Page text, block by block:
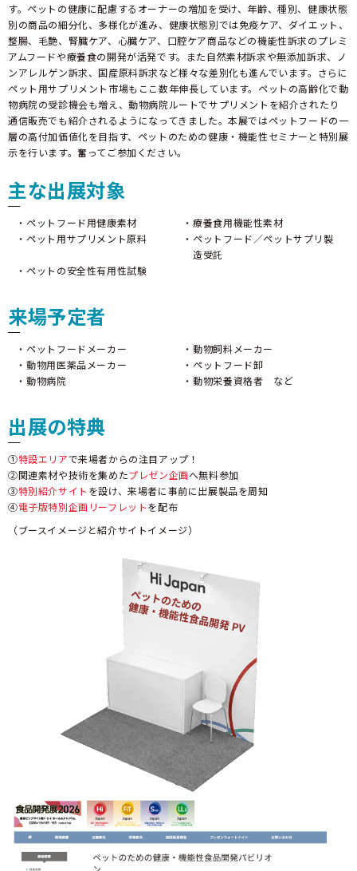
す。ペットの健康に配慮するオーナーの増加を受け、年齢、種別、健康状態
別の商品の細分化、多様化が進み、健康状態別では免疫ケア、ダイエット、
整腸、毛艶、腎臓ケア、心臓ケア、口腔ケア商品などの機能性訴求のプレミ
アムフードや療養食の開発が活発です。また自然素材訴求や無添加訴求、ノ
ンアレルゲン訴求、国産原料訴求など様々な差別化も進んでいます。さらに
ペット用サプリメント市場もここ数年伸長しています。ペットの高齢化で動
物病院の受診機会も増え、動物病院ルートでサプリメントを紹介されたり
通信販売でも紹介されるようになってきました。本展ではペットフードの一
層の高付加価値化を目指す、ペットのための健康・機能性セミナーと特別展
示を行います。奮ってご参加ください。
主な出展対象
ペットフード用健康素材
療養食用機能性素材
ペット用サプリメント原料
ペットフード／ペットサプリ製
造受託
ペットの安全性有用性試験
来場予定者
ペットフードメーカー
動物飼料メーカー
動物用医薬品メーカー
ペットフード卸
動物病院
動物栄養資格者 など
出展の特典
①特設エリアで来場者からの注目アップ！
②関連素材や技術を集めたプレゼン企画へ無料参加
③特別紹介サイト を設け、来場者に事前に出展製品を周知
④電子版特別企画リーフレットを配布
（ブースイメージと紹介サイトイメージ）